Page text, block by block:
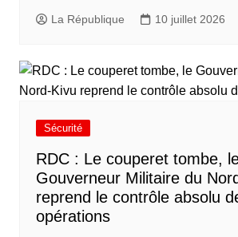
La République 10 juillet 2026
Sécurité
RDC : Le couperet tombe,
Gouverneur Militaire du
reprend le contrôle absolu
opérations